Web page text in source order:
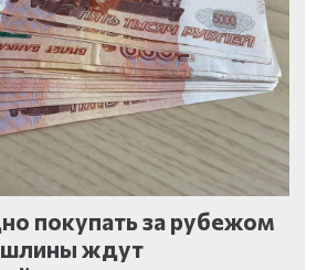
покупать за рубежом
ждут